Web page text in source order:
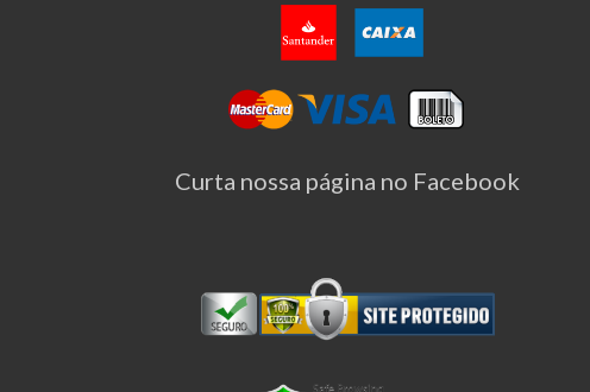
Curta nossa página no Facebook